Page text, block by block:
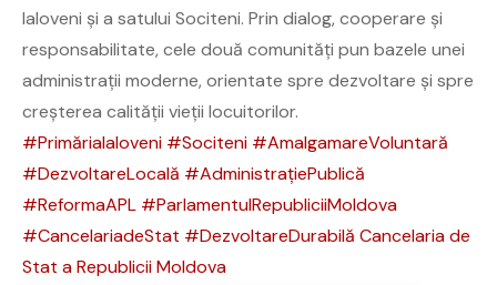
Ialoveni și a satului Sociteni. Prin dialog, cooperare și
responsabilitate, cele două comunități pun bazele unei
administrații moderne, orientate spre dezvoltare și spre
creșterea calității vieții locuitorilor.
#PrimăriaIaloveni #Sociteni #AmalgamareVoluntară
#DezvoltareLocală #AdministrațiePublică
#ReformaAPL #ParlamentulRepubliciiMoldova
#CancelariadeStat #DezvoltareDurabilă Cancelaria de
Stat a Republicii Moldova